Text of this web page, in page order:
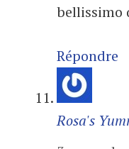
bellissimo
Répondre
Rosa's